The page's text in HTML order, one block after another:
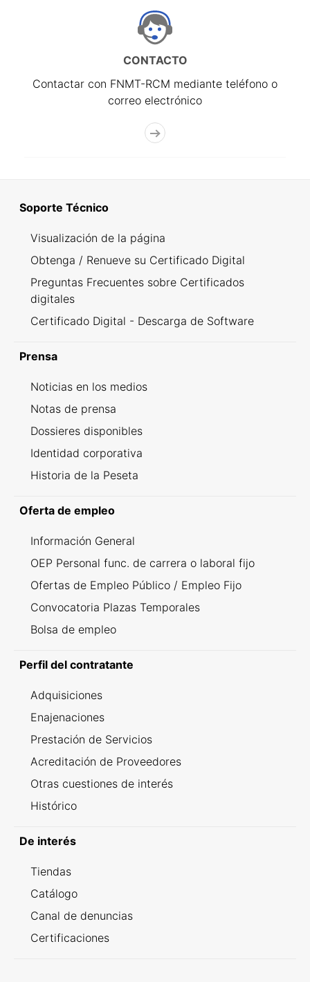
CONTACTO
Contactar con FNMT-RCM mediante teléfono o
correo electrónico
Soporte Técnico
Visualización de la página
Obtenga / Renueve su Certificado Digital
Preguntas Frecuentes sobre Certificados
digitales
Certificado Digital - Descarga de Software
Prensa
Noticias en los medios
Notas de prensa
Dossieres disponibles
Identidad corporativa
Historia de la Peseta
Oferta de empleo
Información General
OEP Personal func. de carrera o laboral fijo
Ofertas de Empleo Público / Empleo Fijo
Convocatoria Plazas Temporales
Bolsa de empleo
Perfil del contratante
Adquisiciones
Enajenaciones
Prestación de Servicios
Acreditación de Proveedores
Otras cuestiones de interés
Histórico
De interés
Tiendas
Catálogo
Canal de denuncias
Certificaciones